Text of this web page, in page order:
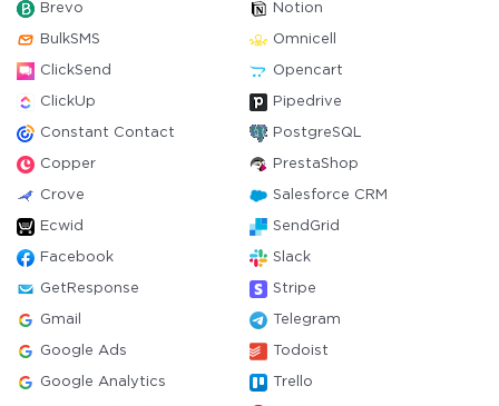
Brevo Notion
BulkSMS Omnicell
ClickSend Opencart
ClickUp Pipedrive
Constant Contact PostgreSQL
Copper PrestaShop
Crove Salesforce CRM
Ecwid SendGrid
Facebook Slack
GetResponse Stripe
Gmail Telegram
Google Ads Todoist
Google Analytics Trello